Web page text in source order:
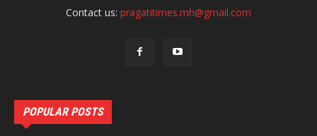
Contact us: pragatitimes.mh@gmail.com
POPULAR POSTS